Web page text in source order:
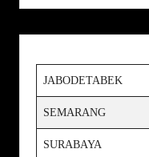
JABODETABEK
SEMARANG
SURABAYA